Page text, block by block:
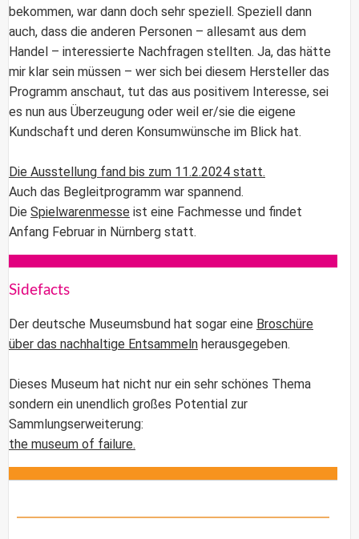
bekommen, war dann doch sehr speziell. Speziell dann
auch, dass die anderen Personen – allesamt aus dem
Handel – interessierte Nachfragen stellten. Ja, das hätte
mir klar sein müssen – wer sich bei diesem Hersteller das
Programm anschaut, tut das aus positivem Interesse, sei
es nun aus Überzeugung oder weil er/sie die eigene
Kundschaft und deren Konsumwünsche im Blick hat.
Die Ausstellung fand bis zum 11.2.2024 statt.
Auch das Begleitprogramm war spannend.
Die Spielwarenmesse ist eine Fachmesse und findet
Anfang Februar in Nürnberg statt.
Sidefacts
Der deutsche Museumsbund hat sogar eine Broschüre
über das nachhaltige Entsammeln herausgegeben.
Dieses Museum hat nicht nur ein sehr schönes Thema
sondern ein unendlich großes Potential zur
Sammlungserweiterung:
the museum of failure.